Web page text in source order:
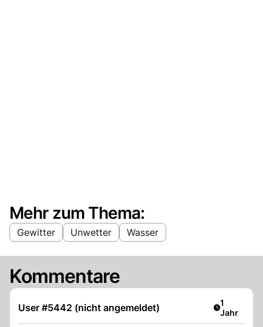
Mehr zum Thema:
Gewitter Unwetter Wasser
Kommentare
User #5442 (nicht angemeldet) Artikel
1
Jahr